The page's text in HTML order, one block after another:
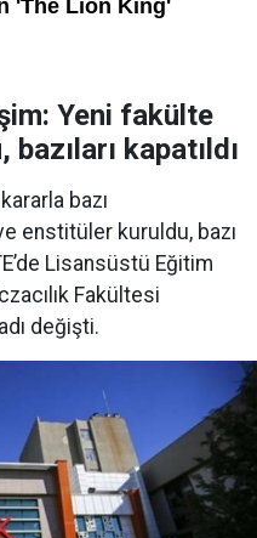
Yeni fakülte
kapatıldı
bazı
enstitüler kuruldu, bazı
Lisansüstü Eğitim
Fakültesi
değişti.